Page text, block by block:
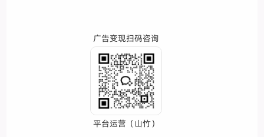
广告变现扫码咨询
平台运营（山竹）